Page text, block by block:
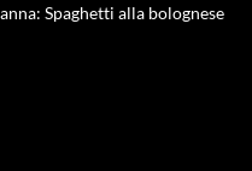
Spaghetti alla bolognese